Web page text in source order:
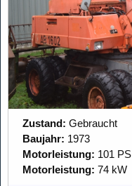
Zustand: Gebraucht
Baujahr: 1973
Motorleistung: 101 PS
Motorleistung: 74 kW